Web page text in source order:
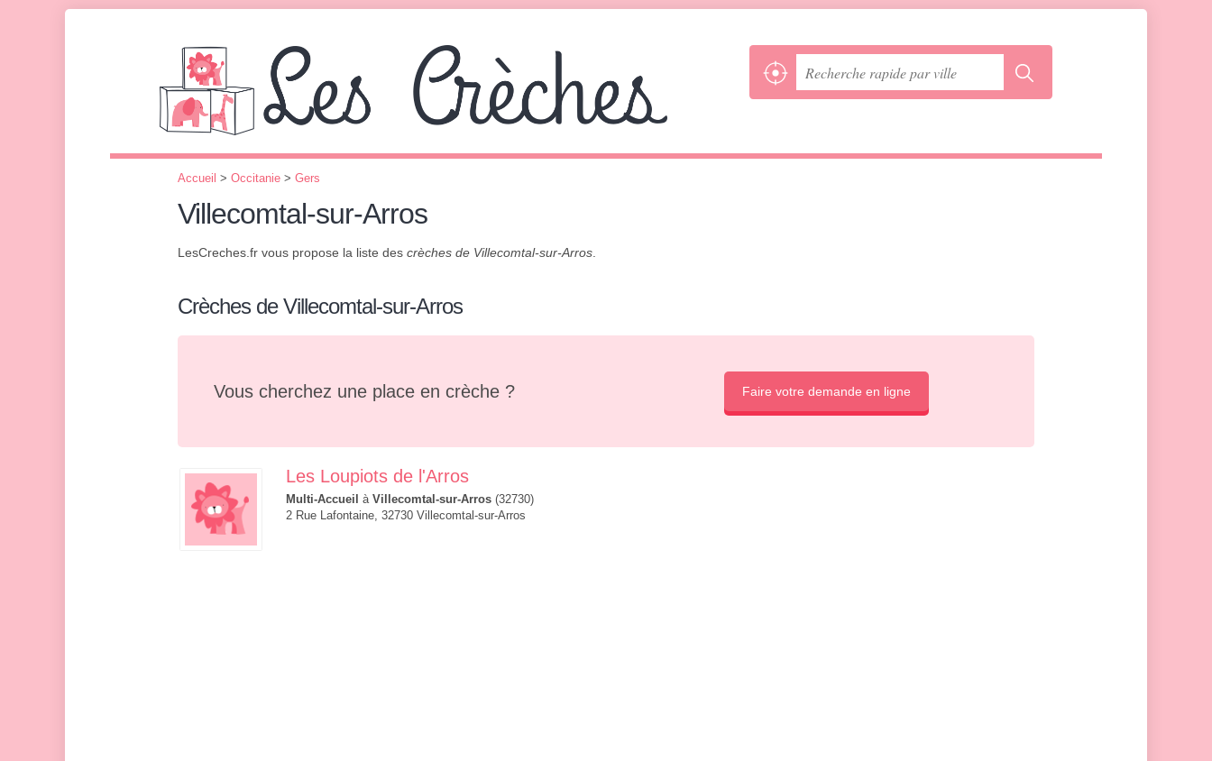
Accueil > Occitanie > Gers
Villecomtal-sur-Arros
LesCreches.fr vous propose la liste des crèches de Villecomtal-sur-Arros
Crèches de Villecomtal-sur-Arros
Vous cherchez une place en crèche ? Faire votre demande en ligne
Les Loupiots de l'Arros
Multi-Accueil à Villecomtal-sur-Arros (32730)
2 Rue Lafontaine, 32730 Villecomtal-sur-Arros